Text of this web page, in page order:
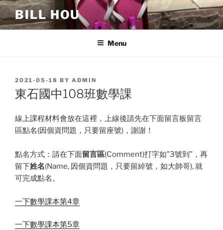
Skip
to
content
BILL HOU
Menu
POSTED
ON
2021-05-18 BY ADMIN
東石國中108班數學課
線上課程材料會放在這裡，上線後請先在下面留言板留言
區點名(因個資問題，只要留座號)，謝謝！
點名方式：請在下面留言區(Comment)打字如”3號到”，再
留下姓名(Name, 因個資問題，只要留綽號，如大帥哥), 就
可完成點名。
一下數學課本第4章
一下數學課本第5章